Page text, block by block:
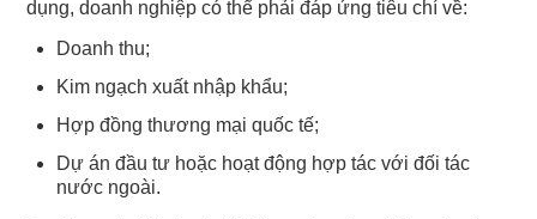
dụng, doanh nghiệp có thể phải đáp ứng tiêu chí về:
Doanh thu;
Kim ngạch xuất nhập khẩu;
Hợp đồng thương mại quốc tế;
Dự án đầu tư hoặc hoạt động hợp tác với đối tác
nước ngoài.